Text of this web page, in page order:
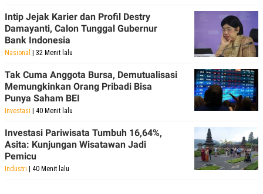
Intip Jejak Karier dan Profil Destry
Damayanti, Calon Tunggal Gubernur
Bank Indonesia
Nasional | 32 Menit lalu
Tak Cuma Anggota Bursa, Demutualisasi
Memungkinkan Orang Pribadi Bisa
Punya Saham BEI
Investasi | 40 Menit lalu
Investasi Pariwisata Tumbuh 16,64%,
Asita: Kunjungan Wisatawan Jadi
Pemicu
Industri | 40 Menit lalu